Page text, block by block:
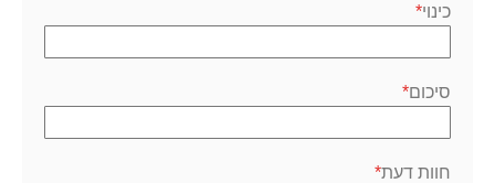
כינוי
סיכום
חוות דעת